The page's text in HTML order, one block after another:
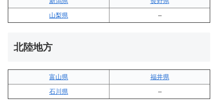
山梨県
–
北陸地方
富山県
福井県
石川県
–